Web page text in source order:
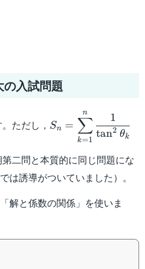
入試問題
ただし， {\tan^2\theta_k}
Sn =
k=1
∑
n
tan2 θk
1
二問と本質的に同じ問題にな
は誘導がついていました）。
解と係数の関係」を使いま